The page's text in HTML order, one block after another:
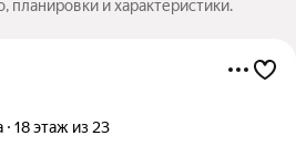
и характеристики.
18 этаж из 23